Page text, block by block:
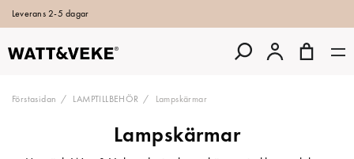
Leverans 2-5 dagar
Förstasidan LAMPTILLBEHÖR Lampskärmar
Lampskärmar